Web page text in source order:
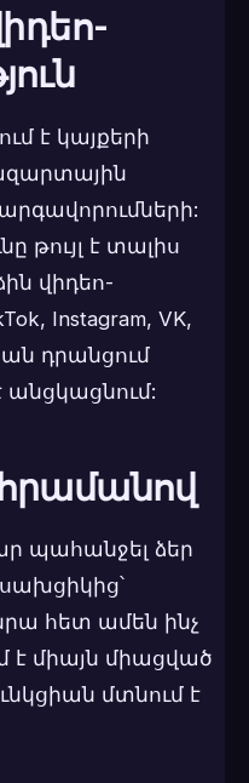
է կայքերի
թույլ է տալիս
վիդեո-
Instagram, VK,
դրանցում
պահանջել ձեր
հետ ամեն ինչ
է միայն միացված
մտնում է